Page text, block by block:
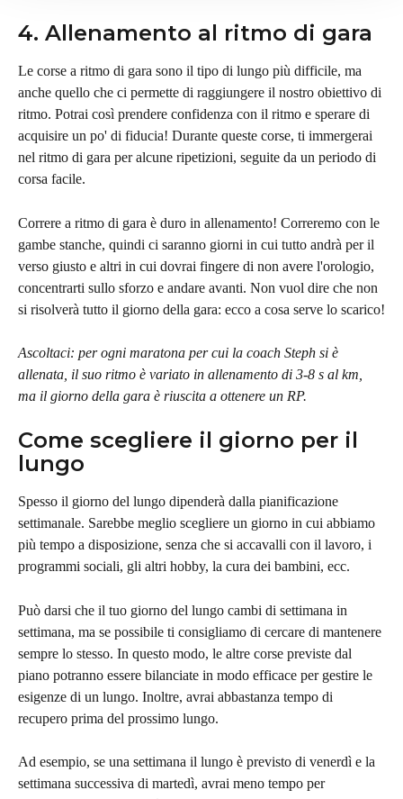
4. Allenamento al ritmo di gara
Le corse a ritmo di gara sono il tipo di lungo più difficile, ma
anche quello che ci permette di raggiungere il nostro obiettivo di
ritmo. Potrai così prendere confidenza con il ritmo e sperare di
acquisire un po' di fiducia! Durante queste corse, ti immergerai
nel ritmo di gara per alcune ripetizioni, seguite da un periodo di
corsa facile.
Correre a ritmo di gara è duro in allenamento! Correremo con le
gambe stanche, quindi ci saranno giorni in cui tutto andrà per il
verso giusto e altri in cui dovrai fingere di non avere l'orologio,
concentrarti sullo sforzo e andare avanti. Non vuol dire che non
si risolverà tutto il giorno della gara: ecco a cosa serve lo scarico!
Ascoltaci: per ogni maratona per cui la coach Steph si è
allenata, il suo ritmo è variato in allenamento di 3-8 s al km,
ma il giorno della gara è riuscita a ottenere un RP.
Come scegliere il giorno per il
lungo
Spesso il giorno del lungo dipenderà dalla pianificazione
settimanale. Sarebbe meglio scegliere un giorno in cui abbiamo
più tempo a disposizione, senza che si accavalli con il lavoro, i
programmi sociali, gli altri hobby, la cura dei bambini, ecc.
Può darsi che il tuo giorno del lungo cambi di settimana in
settimana, ma se possibile ti consigliamo di cercare di mantenere
sempre lo stesso. In questo modo, le altre corse previste dal
piano potranno essere bilanciate in modo efficace per gestire le
esigenze di un lungo. Inoltre, avrai abbastanza tempo di
recupero prima del prossimo lungo.
Ad esempio, se una settimana il lungo è previsto di venerdì e la
settimana successiva di martedì, avrai meno tempo per